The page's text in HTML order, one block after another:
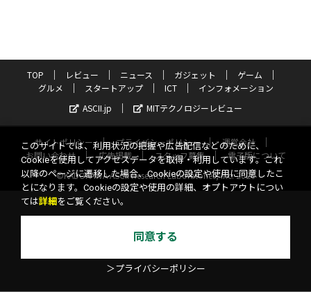
TOP レビュー ニュース ガジェット
ゲーム
グルメ
スタートアップ ICT
インフォメーション
ASCII.jp
MITテクノロジーレビュー
サイトポリシー プライバシーポリシー
運営会社
お問い合わせ
広告掲載 スタッフ募集
電子版について
©KADOKAWA ASCII Research Laboratories, Inc. 2026
このサイトでは、利用状況の把握や広告配信などのために、
Cookieを使用してアクセスデータを取得・利用しています。これ
以降のページに遷移した場合、Cookieの設定や使用に同意したこ
とになります。Cookieの設定や使用の詳細、オプトアウトについ
ては詳細 をご覧ください。
同意する
＞プライバシーポリシー